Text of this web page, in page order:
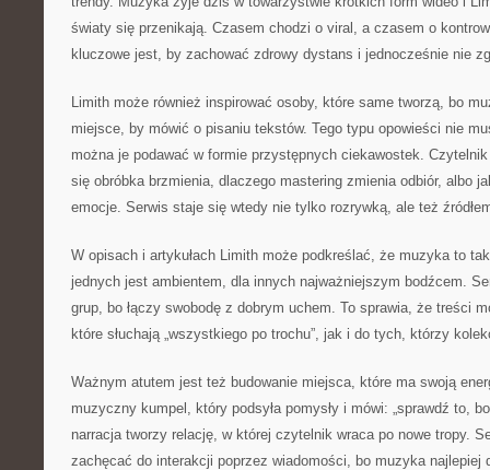
światy się przenikają. Czasem chodzi o viral, a czasem o
kluczowe jest, by zachować zdrowy dystans i jednocześnie nie
Limith może również inspirować osoby, które same tworzą, bo
miejsce, by mówić o pisaniu tekstów. Tego typu opowieści nie
można je podawać w formie przystępnych ciekawostek.
się obróbka brzmienia, dlaczego mastering zmienia odbiór, albo
emocje. Serwis staje się wtedy nie tylko rozrywką, ale też
W opisach i artykułach Limith może podkreślać, że muzyka to
jednych jest ambientem, dla innych najważniejszym bodźcem.
grup, bo łączy swobodę z dobrym uchem. To sprawia, że treści
które słuchają „wszystkiego po trochu”, jak i do tych, którzy
Ważnym atutem jest też budowanie miejsca, które ma swoją
muzyczny kumpel, który podsyła pomysły i mówi: „sprawdź to,
narracja tworzy relację, w której czytelnik wraca po nowe tropy.
zachęcać do interakcji poprzez wiadomości, bo muzyka najlepiej